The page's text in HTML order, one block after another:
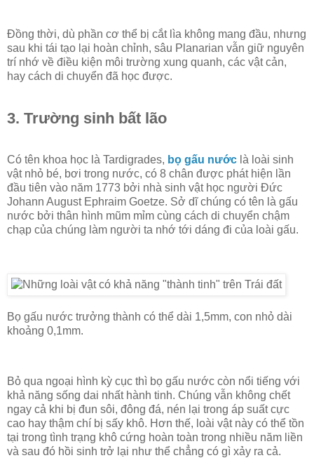
Đồng thời, dù phần cơ thể bị cắt lìa không mang đầu, nhưng
sau khi tái tạo lại hoàn chỉnh, sâu Planarian vẫn giữ nguyên
trí nhớ về điều kiện môi trường xung quanh, các vật cản,
hay cách di chuyển đã học được.
3. Trường sinh bất lão
Có tên khoa học là Tardigrades, bọ gấu nước là loài sinh
vật nhỏ bé, bơi trong nước, có 8 chân được phát hiện lần
đầu tiên vào năm 1773 bởi nhà sinh vật học người Đức
Johann August Ephraim Goetze. Sở dĩ chúng có tên là gấu
nước bởi thân hình mũm mỉm cùng cách di chuyển chậm
chạp của chúng làm người ta nhớ tới dáng đi của loài gấu.
Bọ gấu nước trưởng thành có thể dài 1,5mm, con nhỏ dài
khoảng 0,1mm.
Bỏ qua ngoại hình kỳ cục thì bọ gấu nước còn nổi tiếng với
khả năng sống dai nhất hành tinh. Chúng vẫn không chết
ngay cả khi bị đun sôi, đông đá, nén lại trong áp suất cực
cao hay thậm chí bị sấy khô. Hơn thế, loài vật này có thể tồn
tại trong tình trạng khô cứng hoàn toàn trong nhiều năm liền
và sau đó hồi sinh trở lại như thể chẳng có gì xảy ra cả.